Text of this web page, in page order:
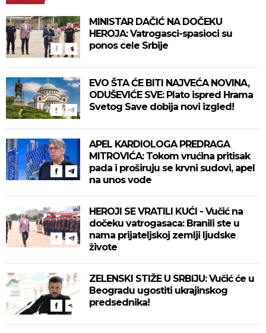
MINISTAR DAČIĆ NA DOČEKU
HEROJA: Vatrogasci-spasioci su
ponos cele Srbije
EVO ŠTA ĆE BITI NAJVEĆA NOVINA,
ODUŠEVIĆE SVE: Plato ispred Hrama
Svetog Save dobija novi izgled!
APEL KARDIOLOGA PREDRAGA
MITROVIĆA: Tokom vrućina pritisak
pada i proširuju se krvni sudovi, apel
na unos vode
HEROJI SE VRATILI KUĆI - Vučić na
dočeku vatrogasaca: Branili ste u
nama prijateljskoj zemlji ljudske
živote
ZELENSKI STIŽE U SRBIJU: Vučić će u
Beogradu ugostiti ukrajinskog
predsednika!